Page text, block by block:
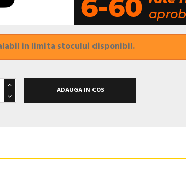
in limita stocului disponibil.
ADAUGA IN COS